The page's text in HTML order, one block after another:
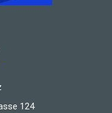
124